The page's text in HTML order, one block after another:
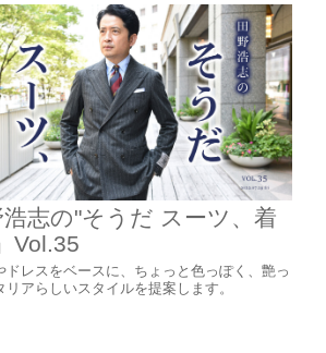
浩志の"そうだ スーツ、着
Vol.35
ドレスをベースに、ちょっと色っぽく、艶っ
リアらしいスタイルを提案します。